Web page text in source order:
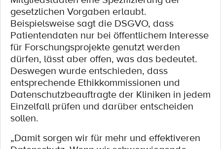
gesetzlichen Vorgaben erlaubt.
Beispielsweise sagt die DSGVO, dass
Patientendaten nur bei öffentlichem Interesse
für Forschungsprojekte genutzt werden
dürfen, lässt aber offen, was das bedeutet.
Deswegen wurde entschieden, dass
entsprechende Ethikkommissionen und
Datenschutzbeauftragte der Kliniken in jedem
Einzelfall prüfen und darüber entscheiden
sollen.
„Damit sorgen wir für mehr und effektiveren